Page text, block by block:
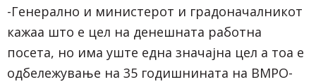
-Генерално и министерот и градоначалникот
кажаа што е цел на денешната работна
посета, но има уште една значајна цел а тоа е
одбележување на 35 годишнината на ВМРО-